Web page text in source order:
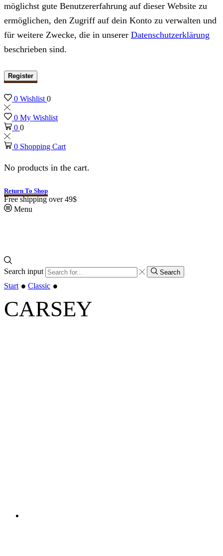
möglichst gute Benutzererfahrung auf dieser Website zu
ermöglichen, den Zugriff auf dein Konto zu verwalten und
für weitere Zwecke, die in unserer Datenschutzerklärung
beschrieben sind.
Register
0 Wishlist 0
0 My Wishlist
0 0
0 Shopping Cart
No products in the cart.
Return To Shop
Free shipping over 49$
Menu
Search input Search
Start • Classic •
CARSEY